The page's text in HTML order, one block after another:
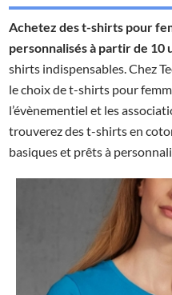
Achetez des t-shirts pour
personnalisés à partir de 10
shirts indispensables. Chez
le choix de t-shirts pour
l’évènementiel et les
trouverez des t-shirts en
basiques et prêts à